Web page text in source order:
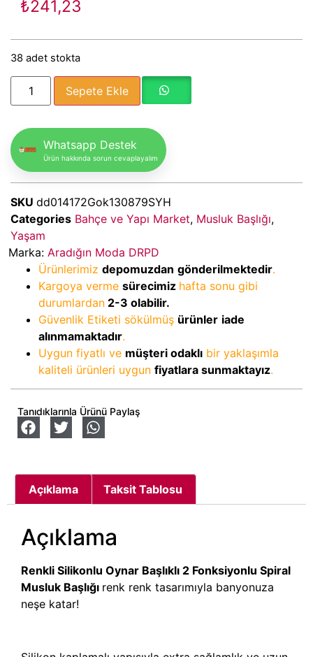
₺241,23
38 adet stokta
Sepete Ekle
Whatsapp Destek
Ürün hakkında sorun cevaplayalım
SKU dd014172Gok130879SYH
Categories Bahçe ve Yapı Market, Musluk Başlığı,
Yaşam
Marka: Aradığın Moda DRPD
Ürünlerimiz depomuzdan gönderilmektedir.
Kargoya verme sürecimiz hafta sonu gibi
durumlardan 2-3 olabilir.
Güvenlik Etiketi sökülmüş ürünler iade
alınmamaktadır.
Uygun fiyatlı ve müşteri odaklı bir yaklaşımla
kaliteli ürünleri uygun fiyatlara sunmaktayız.
Tanıdıklarınla Ürünü Paylaş
Açıklama Taksit Tablosu
Açıklama
Renkli Silikonlu Oynar Başlıklı 2 Fonksiyonlu Spiral
Musluk Başlığı renk renk tasarımıyla banyonuza
neşe katar!